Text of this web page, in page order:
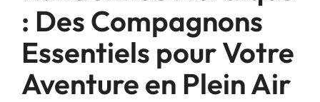
: Des Compagnons
Essentiels pour Votre
Aventure en Plein Air